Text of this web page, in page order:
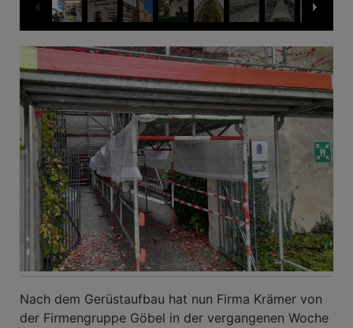
Nach dem Gerüstaufbau hat nun Firma Krämer von
der Firmengruppe Göbel in der vergangenen Woche